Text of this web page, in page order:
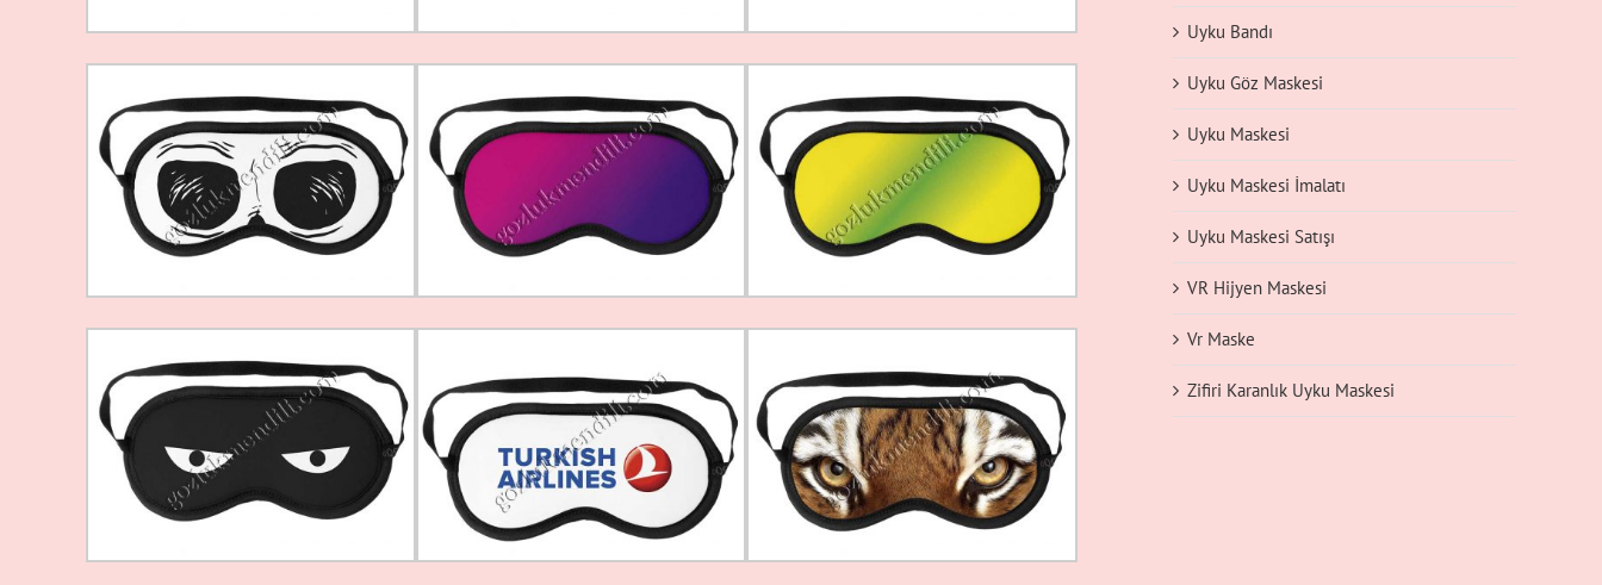
Uyku Bandı
Uyku Göz Maskesi
Uyku Maskesi
Uyku Maskesi İmalatı
Uyku Maskesi Satışı
VR Hijyen Maskesi
Vr Maske
Zifiri Karanlık Uyku Maskesi